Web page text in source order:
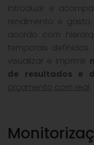
introduzir e
rendimento e
acordo com
temporais
visualizar e imprimir
de resultados e
orçamento com real